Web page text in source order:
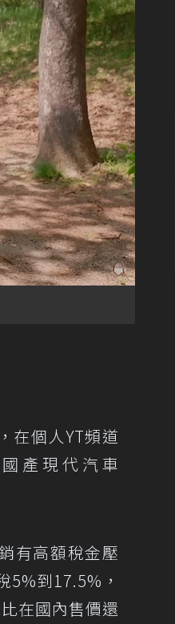
在個人YT頻道
產現代汽車
有高額稅金壓
5%到17.5%，
在國內售價還